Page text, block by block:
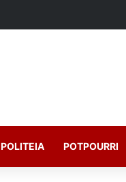
POLITEIA POTPOURRI